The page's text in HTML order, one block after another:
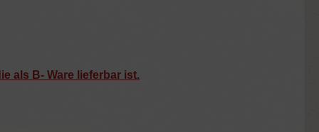
als B- Ware lieferbar ist.